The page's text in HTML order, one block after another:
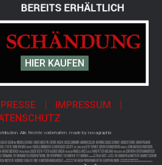
HIER KAUFEN
PRESSE
IMPRESSUM
Alle Rechte vorbehalten. made by novagraphix